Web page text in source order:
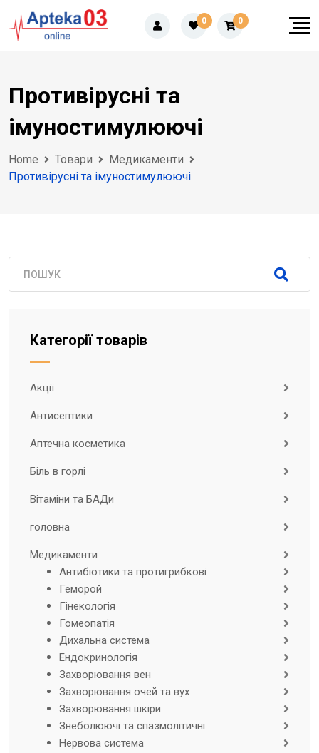
to
content
0 0
Противірусні та
імуностимулюючі
Home Товари
Медикаменти
Противірусні та імуностимулюючі
Категорії товарів
Акції
Антисептики
Аптечна косметика
Біль в горлі
Вітаміни та БАДи
головна
Медикаменти
Антибіотики та протигрибкові
Геморой
Гінекологія
Гомеопатія
Дихальна система
Ендокринологія
Захворювання вен
Захворювання очей та вух
Захворювання шкіри
Знеболюючі та спазмолітичні
Нервова система